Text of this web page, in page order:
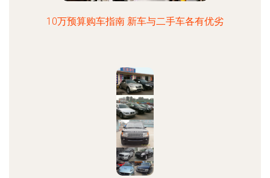
10万预算购车指南 新车与二手车各有优劣